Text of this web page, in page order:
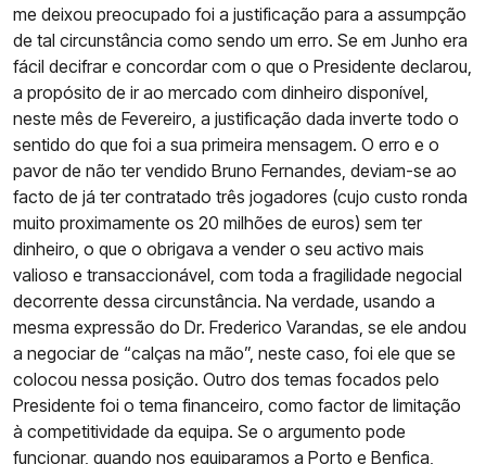
me deixou preocupado foi a justificação para a assumpção
de tal circunstância como sendo um erro. Se em Junho era
fácil decifrar e concordar com o que o Presidente declarou,
a propósito de ir ao mercado com dinheiro disponível,
neste mês de Fevereiro, a justificação dada inverte todo o
sentido do que foi a sua primeira mensagem. O erro e o
pavor de não ter vendido Bruno Fernandes, deviam-se ao
facto de já ter contratado três jogadores (cujo custo ronda
muito proximamente os 20 milhões de euros) sem ter
dinheiro, o que o obrigava a vender o seu activo mais
valioso e transaccionável, com toda a fragilidade negocial
decorrente dessa circunstância. Na verdade, usando a
mesma expressão do Dr. Frederico Varandas, se ele andou
a negociar de “calças na mão”, neste caso, foi ele que se
colocou nessa posição. Outro dos temas focados pelo
Presidente foi o tema financeiro, como factor de limitação
à competitividade da equipa. Se o argumento pode
funcionar, quando nos equiparamos a Porto e Benfica,